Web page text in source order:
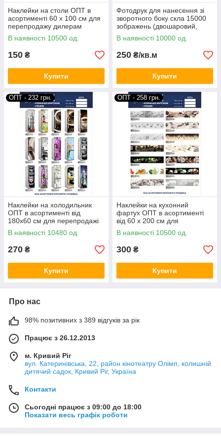
Надішліть нам на пошту zakaz@zerkala.org.ua
наступну інформацію:
3. Де рекламуєтеся
4. Контактний номер телефону
Загальні умови.
1. Вносите аванс 1000 грн на картку
4246001030150068 - ФОП САМЧУК ЄВГЕНІЯ
ОЛЕКСАНДРІВНА. Примітка до оплати - ваша назва.
Сума авансу лягає на ваш рахунок.
2. Замовлення надсилаєте на zakaz@zerkala.org.ua.
3. Замовлення, оформлені до 14:00, відправляємо
того ж дня. Винятком є панно, картини, м'яке скло з
фотопринтом, трафарети для штукатурки товщиною
5 мм. Для них термін відправлення – 1-2 дні.
4. Замовлення відправляються лише у будні. Субота
до 14:00 – тільки прийом замовлень, відправок
1 варіант
встановлювати ціни на товар вище, ніж наші.
Наклейки на столи ОПТ в
асортименті 60 х 100 см для
перепродажу дилерам
В наявності 10500 од.
150 ₴
Купити
Фотодрук для нанесення зі
зворотного боку скла 15000
зображень (двошаровий,
клей на зображенні)
В наявності 10000 од.
250 ₴/кв.м
Купити
ОПТ - 232 грн.
Наклейки на холодильник
ОПТ в асортименті від
180х60 см для перепродажі
дилерам
В наявності 10480 од.
270 ₴
Купити
ОПТ - 258 грн.
Наклейки на кухонний
фартух ОПТ в асортименті
від 60 х 200 см для
перепродажі дилерам
В наявності 10500 од.
300 ₴
Купити
Про нас
98% позитивних з 389 відгуків за рік
Працює з 26.12.2013
м. Кривий Ріг
вул. Катеринівська, 22, район кінотеатру Олімп, колишній
дитячий садок, Кривий Ріг, Україна
Контакти
Сьогодні працює з 09:00 до 18:00
Показати весь графік роботи